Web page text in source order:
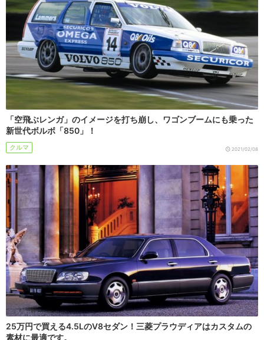
「空飛ぶレンガ」のイメージを打ち崩し、ワゴンブームにも乗った
新世代ボルボ「850」！
クルマ 2021/02/08
25万円で買える4.5LのV8セダン！三菱プラウディアはカスタムの
素材に最適です。